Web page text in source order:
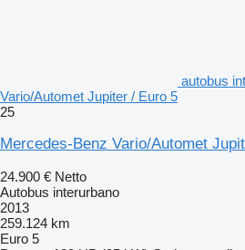
autobus
Vario/Automet Jupiter / Euro 5
25
Mercedes-Benz Vario/Automet
24.900 € Netto
Autobus interurbano
2013
259.124 km
Euro 5